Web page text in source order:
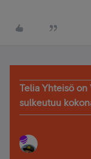
Telia Yhteisö on
sulkeutuu